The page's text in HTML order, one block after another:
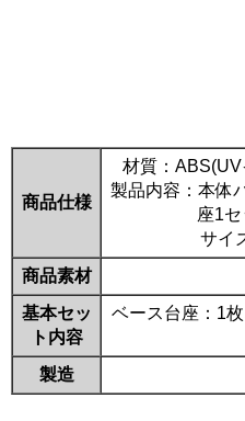
商品仕様
材質：
製品内容：本体
座1
サイ
商品素材
基本セッ
ト内容
ベース台座：1
製造